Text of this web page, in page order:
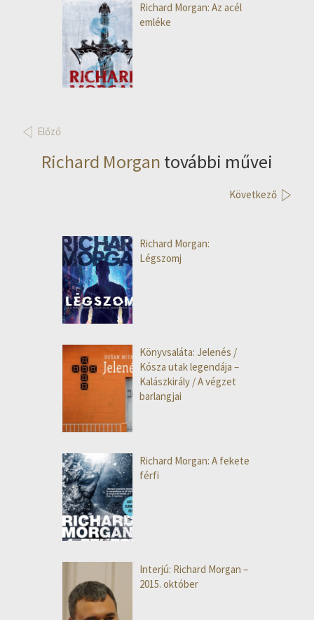
Richard Morgan: Az acél
emléke
Előző
Richard Morgan további művei
Következő
Richard Morgan:
Légszomj
Könyvsaláta: Jelenés /
Kósza utak legendája –
Kalászkirály / A végzet
barlangjai
Richard Morgan: A fekete
férfi
Interjú: Richard Morgan –
2015. október